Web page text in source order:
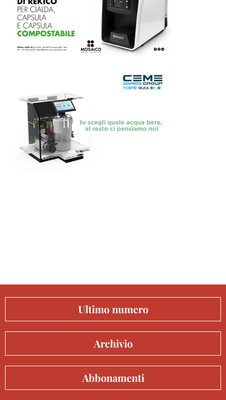
Ultimo numero
Archivio
Abbonamenti